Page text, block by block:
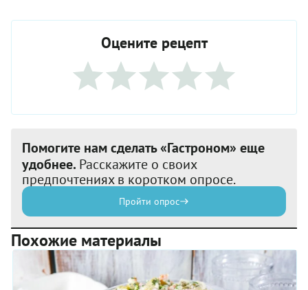
Оцените рецепт
Помогите нам сделать «Гастроном» еще
удобнее. Расскажите о своих
предпочтениях в коротком опросе.
Пройти опрос
Похожие материалы